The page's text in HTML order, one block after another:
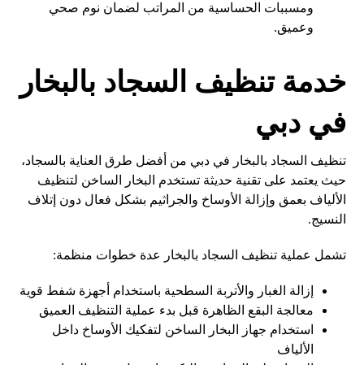
ومسببات الحساسية من المراتب لضمان نوم صحي
وعميق.
خدمة تنظيف السجاد بالبخار
في دبي
تنظيف السجاد بالبخار في دبي من أفضل طرق العناية بالسجاد،
حيث يعتمد على تقنية حديثة تستخدم البخار الساخن لتنظيف
الألياف بعمق وإزالة الأوساخ والجراثيم بشكل فعال دون إتلاف
النسيج.
تشمل عملية تنظيف السجاد بالبخار عدة خطوات منظمة:
إزالة الغبار والأتربة السطحية باستخدام أجهزة شفط قوية
معالجة البقع الظاهرة قبل بدء عملية التنظيف العميق
استخدام جهاز البخار الساخن لتفكيك الأوساخ داخل
الألياف